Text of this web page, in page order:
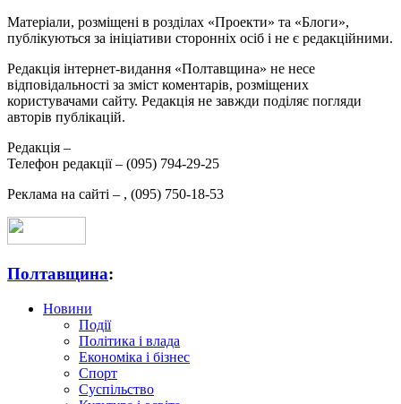
Матеріали, розміщені в розділах «Проекти» та «Блоги»,
публікуються за ініціативи сторонніх осіб і не є редакційними.
Редакція інтернет-видання «Полтавщина» не несе
відповідальності за зміст коментарів, розміщених
користувачами сайту. Редакція не завжди поділяє погляди
авторів публікацій.
Редакція –
Телефон редакції – (095) 794-29-25
Реклама на сайті – , (095) 750-18-53
Полтавщина:
Новини
Події
Політика і влада
Економіка і бізнес
Спорт
Суспільство